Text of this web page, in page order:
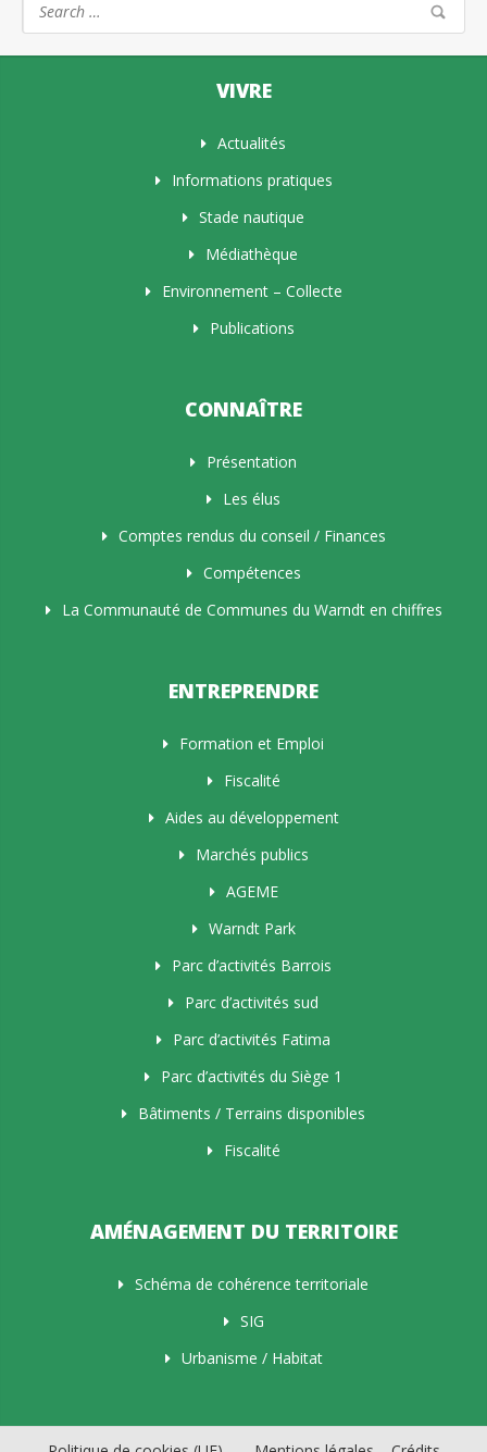
VIVRE
Actualités
Informations pratiques
Stade nautique
Médiathèque
Environnement – Collecte
Publications
CONNAÎTRE
Présentation
Les élus
Comptes rendus du conseil / Finances
Compétences
La Communauté de Communes du Warndt en chiffres
ENTREPRENDRE
Formation et Emploi
Fiscalité
Aides au développement
Marchés publics
AGEME
Warndt Park
Parc d’activités Barrois
Parc d’activités sud
Parc d’activités Fatima
Parc d’activités du Siège 1
Bâtiments / Terrains disponibles
Fiscalité
AMÉNAGEMENT DU TERRITOIRE
Schéma de cohérence territoriale
SIG
Urbanisme / Habitat